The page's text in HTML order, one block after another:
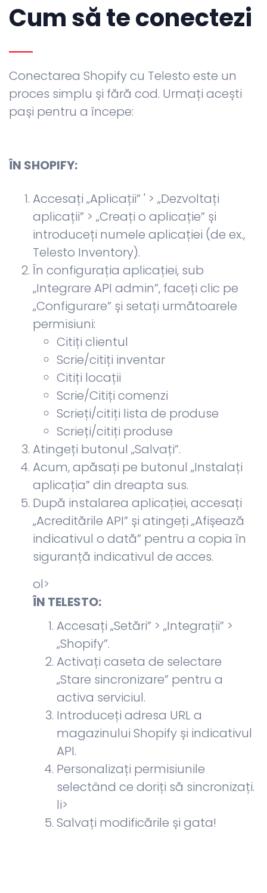
Cum să te conectezi
Conectarea Shopify cu Telesto este un
proces simplu și fără cod. Urmați acești
pași pentru a începe:
ÎN SHOPIFY:
Accesați „Aplicații” ' > „Dezvoltați
aplicații” > „Creați o aplicație” și
introduceți numele aplicației (de ex.,
Telesto Inventory).
În configurația aplicației, sub
„Integrare API admin”, faceți clic pe
„Configurare” și setați următoarele
permisiuni:
Citiți clientul
Scrie/citiți inventar
Citiți locații
Scrie/Citiți comenzi
Scrieți/citiți lista de produse
Scrieți/citiți produse
Atingeți butonul „Salvați”.
Acum, apăsați pe butonul „Instalați
aplicația” din dreapta sus.
După instalarea aplicației, accesați
„Acreditările API” și atingeți „Afișează
indicativul o dată” pentru a copia în
siguranță indicativul de acces.
ol>
ÎN TELESTO:
Accesați „Setări” > „Integrații” >
„Shopify”.
Activați caseta de selectare
„Stare sincronizare” pentru a
activa serviciul.
Introduceți adresa URL a
magazinului Shopify și indicativul
API.
Personalizați permisiunile
selectând ce doriți să sincronizați.
li>
Salvați modificările și gata!